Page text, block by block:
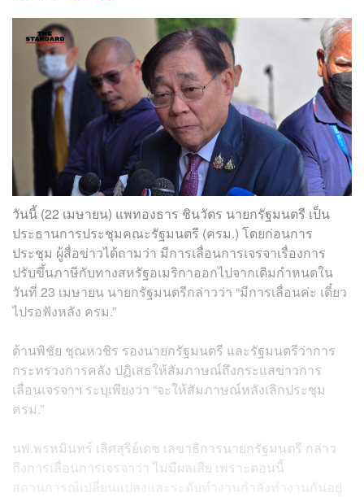
วันนี้ (22 เมษายน) แพทองธาร ชินวัตร นายกรัฐมนตรี เป็น
ประธานการประชุมคณะรัฐมนตรี (ครม.) โดยก่อนการ
ประชุม ผู้สื่อข่าวได้ถามว่า มีการเลื่อนการเจรจาเรื่องการ
ปรับขึ้นภาษีกับทางสหรัฐอเมริกาออกไปจากเดิมกำหนดใน
วันที่ 23 เมษายน นายกรัฐมนตรีกล่าวว่า “มีการเลื่อนค่ะ เดี๋ยว
ไปรอฟังหลัง ครม.”
ด้านพิชัย ชุณหวชิร รองนายกรัฐมนตรี และรัฐมนตรีว่าการ
กระทรวงการคลัง ปฏิเสธให้สัมภาษณ์ถึงกระแสข่าวการ
เลื่อนเจรจาฯ ระบุเพียงว่า “จะให้สัมภาษณ์หลังเลิกประชุม
ครม.”
นพ.พรหมินทร์ เลิศสุริย์เดช เลขาธิการนายกรัฐมนตรี กล่าว
ถึงการเลื่อนการเจรจาว่า ไม่มีผลเสีย เพราะตอนนี้
สถานการณ์เปลี่ยนแปลงและระดับทำงานกำลังทำงานกันอยู่